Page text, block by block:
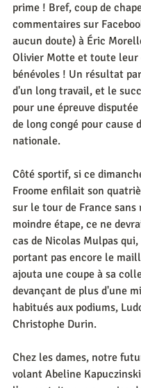
prime ! Bref, coup de
commentaires sur
aucun doute) à Éric
Olivier Motte et toute leur
bénévoles ! Un résultat
d'un long travail, et le
pour une épreuve
de long congé pour cause
nationale.
Côté sportif, si ce
Froome enfilait son
sur le tour de France
moindre étape, ce ne
cas de Nicolas Mulpas
portant pas encore le
ajouta une coupe à sa
devançant de plus d'une
habitués aux podiums,
Christophe Durin.
Chez les dames, notre
volant Abeline Kapuczinski